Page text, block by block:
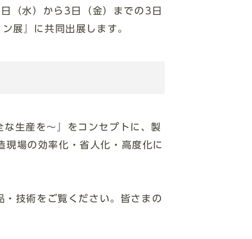
（水）から3日（金）までの3日
展』に共同出展します。
生産を～』をコンセプトに、製
場の効率化・省人化・高度化に
技術をご覧ください。皆さまの